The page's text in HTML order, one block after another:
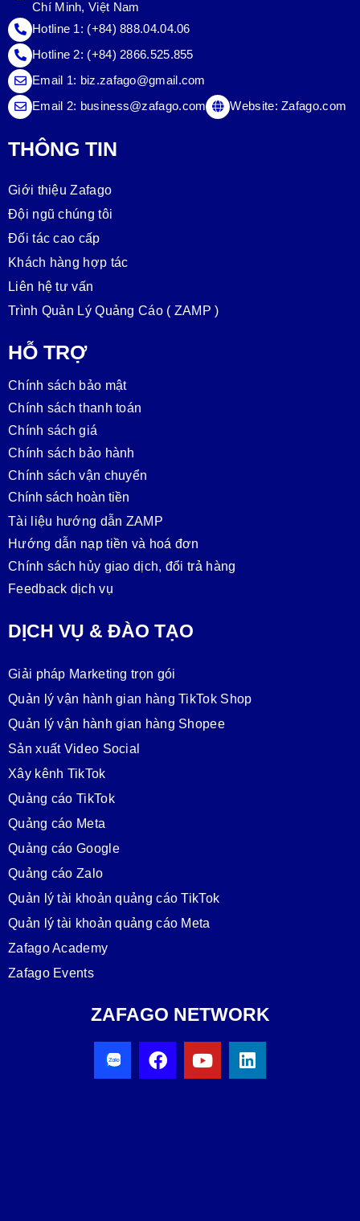
Chí Minh, Việt Nam
Hotline 1: (+84) 888.04.04.06
Hotline 2: (+84) 2866.525.855
Email 1: biz.zafago@gmail.com
Email 2: business@zafago.com Website:Zafago.com
THÔNG TIN
Giới thiệu Zafago
Đội ngũ chúng tôi
Đối tác cao cấp
Khách hàng hợp tác
Liên hệ tư vấn
Trình Quản Lý Quảng Cáo ( ZAMP )
HỖ TRỢ
Chính sách bảo mật
Chính sách thanh toán
Chính sách giá
Chính sách bảo hành
Chính sách vận chuyển
Chính sách hoàn tiền
Tài liệu hướng dẫn ZAMP
Hướng dẫn nạp tiền và hoá đơn
Chính sách hủy giao dịch, đổi trả hàng
Feedback dịch vụ
DỊCH VỤ & ĐÀO TẠO
Giải pháp Marketing trọn gói
Quản lý vận hành gian hàng TikTok Shop
Quản lý vận hành gian hàng Shopee
Sản xuất Video Social
Xây kênh TikTok
Quảng cáo TikTok
Quảng cáo Meta
Quảng cáo Google
Quảng cáo Zalo
Quản lý tài khoản quảng cáo TikTok
Quản lý tài khoản quảng cáo Meta
Zafago Academy
Zafago Events
ZAFAGO NETWORK